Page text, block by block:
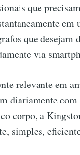
que
que desejam
via
relevante em
diariamente
corpo, a
simples,